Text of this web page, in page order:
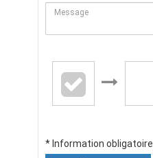
* Information obligatoire